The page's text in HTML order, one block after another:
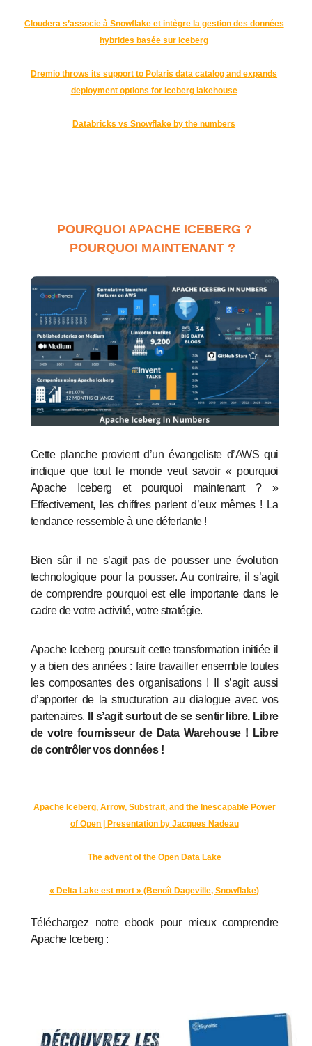
Cloudera s’associe à Snowflake et intègre la gestion des données
hybrides basée sur Iceberg
Dremio throws its support to Polaris data catalog and expands
deployment options for Iceberg lakehouse
Databricks vs Snowflake by the numbers
POURQUOI APACHE ICEBERG ?
POURQUOI MAINTENANT ?
Cette planche provient d’un évangeliste d’AWS qui
indique que tout le monde veut savoir « pourquoi
Apache Iceberg et pourquoi maintenant ? »
Effectivement, les chiffres parlent d’eux mêmes ! La
tendance ressemble à une déferlante !
Bien sûr il ne s’agit pas de pousser une évolution
technologique pour la pousser. Au contraire, il s’agit
de comprendre pourquoi est elle importante dans le
cadre de votre activité, votre stratégie.
Apache Iceberg poursuit cette transformation initiée il
y a bien des années : faire travailler ensemble toutes
les composantes des organisations ! Il s’agit aussi
d’apporter de la structuration au dialogue avec vos
partenaires. Il s’agit surtout de se sentir libre. Libre
de votre fournisseur de Data Warehouse ! Libre
de contrôler vos données !
Apache Iceberg, Arrow, Substrait, and the Inescapable Power
of Open | Presentation by Jacques Nadeau
The advent of the Open Data Lake
« Delta Lake est mort » (Benoît Dageville, Snowflake)
Téléchargez notre ebook pour mieux comprendre
Apache Iceberg :